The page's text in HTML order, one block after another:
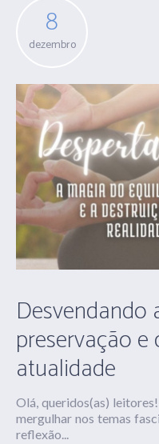
8
dezembro
Desvendando
preservação
atualidade
Olá, queridos(as)
mergulhar nos temas
reflexão...